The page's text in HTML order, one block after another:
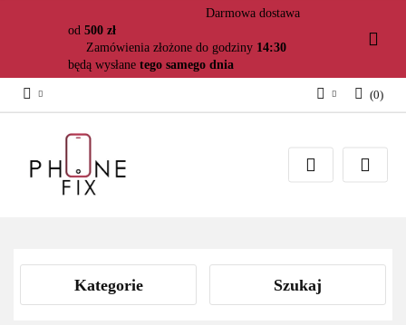
Darmowa dostawa
od 500 zł
Zamówienia złożone do godziny 14:30
będą wysłane tego samego dnia
Załóż konto
(0)
Kategorie Szukaj